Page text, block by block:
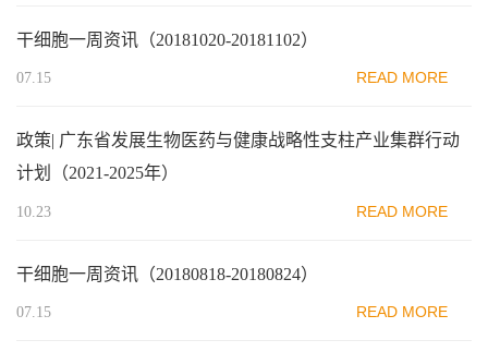
干细胞一周资讯（20181020-20181102）
07.15 READ MORE
政策| 广东省发展生物医药与健康战略性支柱产业集群行动
计划（2021-2025年）
10.23 READ MORE
干细胞一周资讯（20180818-20180824）
07.15 READ MORE